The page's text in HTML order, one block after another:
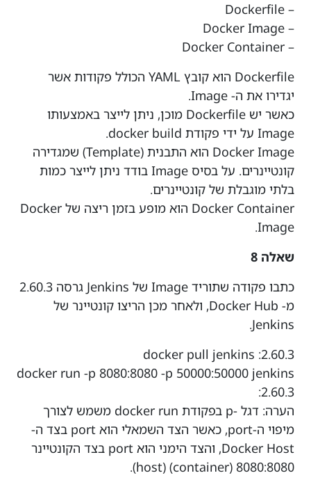
– Dockerfile
– Docker Image
– Docker Container
Dockerfile הוא קובץ YAML הכולל פקודות אשר
יגדירו את ה- Image.
כאשר יש Dockerfile מוכן, ניתן לייצר באמצעותו
Image על ידי פקודת docker build.
Docker Image הוא התבנית (Template) שמגדירה
קונטיינרים. על בסיס Image בודד ניתן לייצר כמות
בלתי מוגבלת של קונטיינרים.
Docker Container הוא מופע בזמן ריצה של Docker
Image.
שאלה 8
כתבו פקודה שתוריד Image של Jenkins גרסה 2.60.3
מ- Docker Hub, ולאחר מכן הריצו קונטיינר של
Jenkins.
docker pull jenkins :2.60.3
docker run -p 8080:8080 -p 50000:50000 jenkins
:2.60.3
הערה: דגל -p בפקודת docker run משמש לצורך
מיפוי ה-port, כאשר הצד השמאלי הוא port בצד ה-
Docker Host, והצד הימני הוא port בצד הקונטיינר
8080:8080 (container) (host).